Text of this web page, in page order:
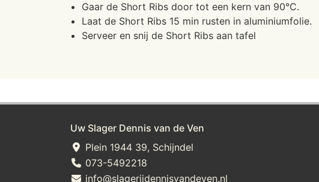
Gaar de Short Ribs door tot een kern van 90°C.
Laat de Short Ribs 15 min rusten in aluminiumfolie.
Serveer en snij de Short Ribs aan tafel
Uw Slager Dennis van de Ven
Plein 1944 39, Schijndel
073-5492218
info@slagerijdennisvandeven.nl